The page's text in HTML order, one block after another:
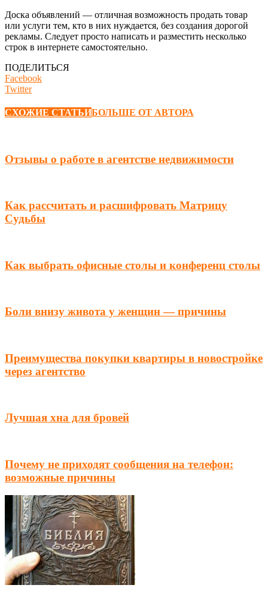
Доска объявлений — отличная возможность продать товар
или услуги тем, кто в них нуждается, без создания дорогой
рекламы. Следует просто написать и разместить несколько
строк в интернете самостоятельно.
ПОДЕЛИТЬСЯ
Facebook
Twitter
СХОЖИЕ СТАТЬИБОЛЬШЕ ОТ АВТОРА
Отзывы о работе в агентстве недвижимости
Как рассчитать и расшифровать Матрицу
Судьбы
Как выбрать офисные столы и конференц столы
Боли внизу живота у женщин — причины
Преимущества покупки квартиры в новостройке
через агентство
Лучшая хна для бровей
Почему не приходят сообщения на телефон:
возможные причины